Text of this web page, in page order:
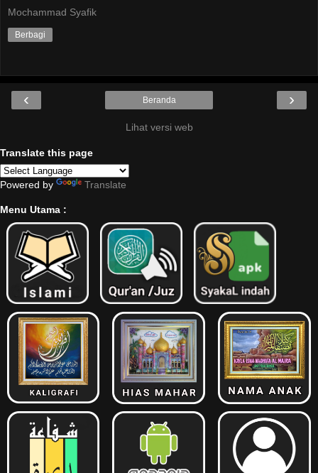
Mochammad Syafik
Berbagi
‹ ›
Beranda
Lihat versi web
Translate this page
Powered by Translate
Menu Utama :